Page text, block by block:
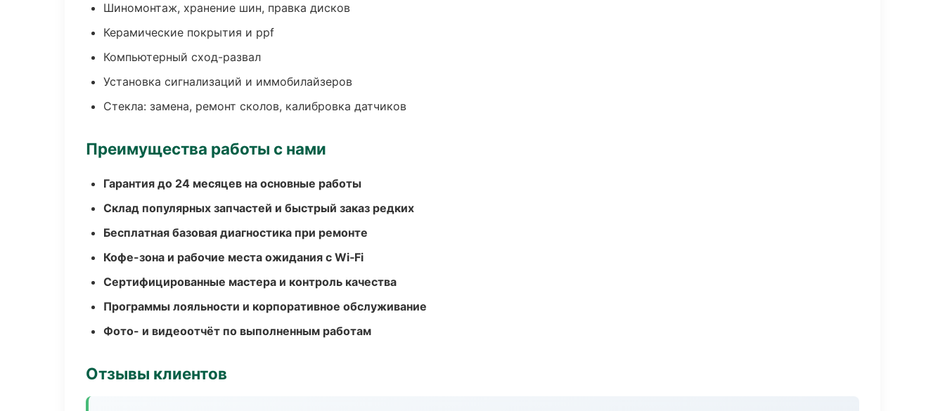
Шиномонтаж, хранение шин, правка дисков
Керамические покрытия и ppf
Компьютерный сход-развал
Установка сигнализаций и иммобилайзеров
Стекла: замена, ремонт сколов, калибровка датчиков
Преимущества работы с нами
Гарантия до 24 месяцев на основные работы
Склад популярных запчастей и быстрый заказ редких
Бесплатная базовая диагностика при ремонте
Кофе-зона и рабочие места ожидания с Wi‑Fi
Сертифицированные мастера и контроль качества
Программы лояльности и корпоративное обслуживание
Фото- и видеоотчёт по выполненным работам
Отзывы клиентов